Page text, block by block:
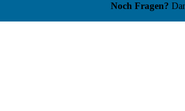
Noch Fragen?